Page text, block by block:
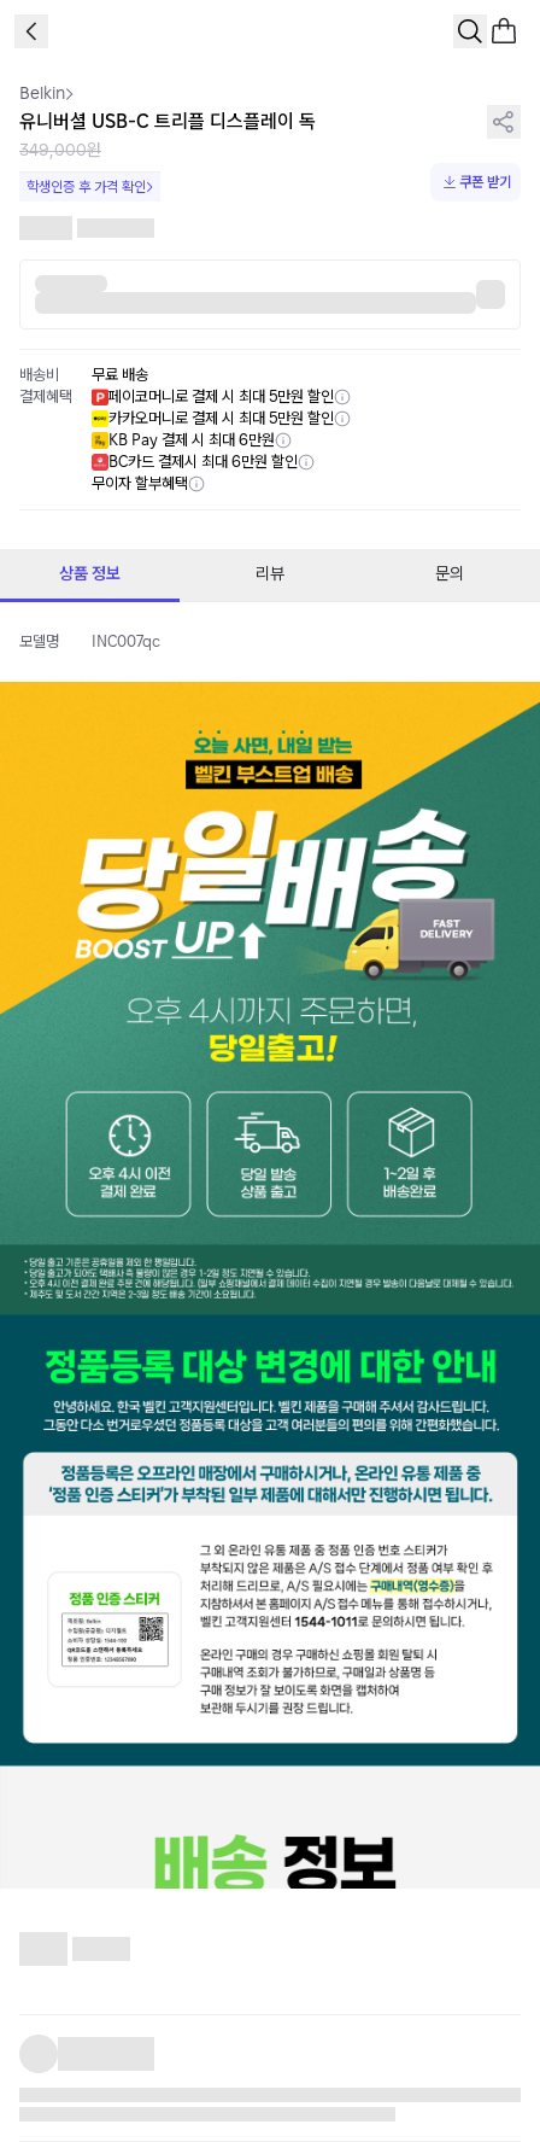
Belkin
유니버셜 USB-C 트리플 디스플레이 독
349,000원
학생인증 후 가격 확인 쿠폰 받기
배송비
무료 배송
결제혜택
페이코머니로 결제 시 최대 5만원 할인
카카오머니로 결제 시 최대 5만원 할인
KB Pay 결제 시 최대 6만원
BC카드 결제시 최대 6만원 할인
무이자 할부혜택
상품 정보 리뷰 문의
모델명 INC007qc